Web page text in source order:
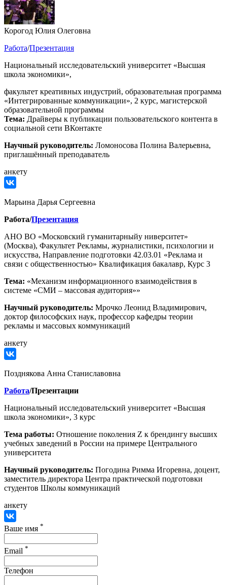
Корогод Юлия Олеговна
Работа/Презентация
Национальный исследовательский университет «Высшая
школа экономики»,
факультет креативных индустрий, образовательная программа
«Интегрированные коммуникации», 2 курс, магистерской
образовательной программы
Тема: Драйверы к публикации пользовательского контента в
социальной сети ВКонтакте
Научный руководитель: Ломоносова Полина Валерьевна,
приглашённый преподаватель
анкету
Марьина Дарья Сергеевна
Работа/Презентация
АНО ВО «Московский гуманитарныйу ниверситет»
(Москва), Факультет Рекламы, журналистики, психологии и
искусства, Направление подготовки 42.03.01 «Реклама и
связи с общественностью» Квалификация бакалавр, Курс 3
Тема: «Механизм информационного взаимодействия в
системе «СМИ – массовая аудитория»»
Научный руководитель: Мрочко Леонид Владимирович,
доктор философских наук, профессор кафедры теории
рекламы и массовых коммуникаций
анкету
Позднякова Анна Станиславовна
Работа/Презентации
Национальный исследовательский университет «Высшая
школа экономики», 3 курс
Тема работы: Отношение поколения Z к брендингу высших
учебных заведений в России на примере Центрального
университета
Научный руководитель: Погодина Римма Игоревна, доцент,
заместитель директора Центра практической подготовки
студентов Школы коммуникаций
анкету
Ваше имя *
Email *
Телефон